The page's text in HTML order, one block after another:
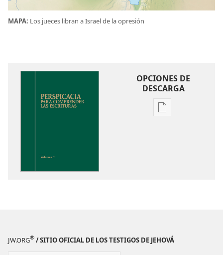
MAPA: Los jueces libran a Israel de la opresión
OPCIONES DE
DESCARGA
Opciones
JW.ORG® / SITIO OFICIAL DE LOS TESTIGOS DE JEHOVÁ